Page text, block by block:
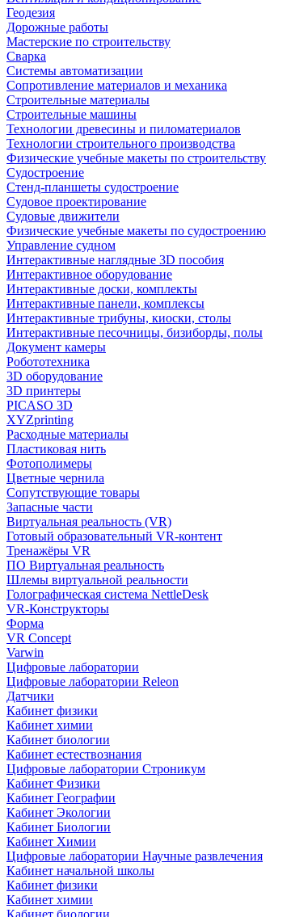
Геодезия
Дорожные работы
Мастерские по строительству
Сварка
Системы автоматизации
Сопротивление материалов и механика
Строительные материалы
Строительные машины
Технологии древесины и пиломатериалов
Технологии строительного производства
Физические учебные макеты по строительству
Судостроение
Стенд-планшеты судостроение
Судовое проектирование
Судовые движители
Физические учебные макеты по судостроению
Управление судном
Интерактивные наглядные 3D пособия
Интерактивное оборудование
Интерактивные доски, комплекты
Интерактивные панели, комплексы
Интерактивные трибуны, киоски, столы
Интерактивные песочницы, бизиборды, полы
Документ камеры
Робототехника
3D оборудование
3D принтеры
PICASO 3D
XYZprinting
Расходные материалы
Пластиковая нить
Фотополимеры
Цветные чернила
Сопутствующие товары
Запасные части
Виртуальная реальность (VR)
Готовый образовательный VR-контент
Тренажёры VR
ПО Виртуальная реальность
Шлемы виртуальной реальности
Голографическая система NettleDesk
VR-Конструкторы
Форма
VR Concept
Varwin
Цифровые лаборатории
Цифровые лаборатории Releon
Датчики
Кабинет физики
Кабинет химии
Кабинет биологии
Кабинет естествознания
Цифровые лаборатории Строникум
Кабинет Физики
Кабинет Географии
Кабинет Экологии
Кабинет Биологии
Кабинет Химии
Цифровые лаборатории Научные развлечения
Кабинет начальной школы
Кабинет физики
Кабинет химии
Кабинет биологии